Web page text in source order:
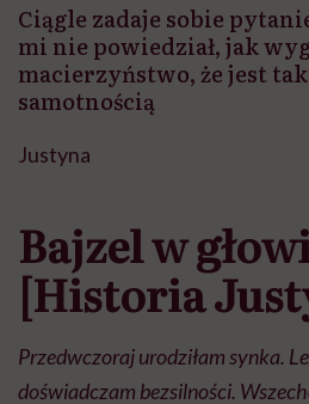
Ciągle zadaje sobie
mi nie powiedział, jak
macierzyństwo, że jest
samotnością
Justyna
Bajzel w
[Historia
Przedwczoraj urodziłam synka.
doświadczam bezsilności.